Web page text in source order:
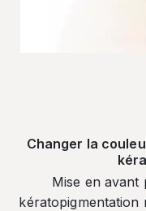
Changer la
Mise en avant
kératopigmentation